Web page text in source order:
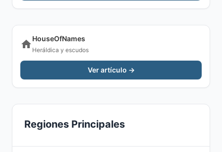
HouseOfNames
Heráldica y escudos
Ver artículo →
Regiones Principales